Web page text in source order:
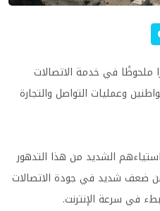
في خدمة الاتصالات
وعمليات التواصل والتجارة
الشديد من هذا التدهور
ضعف شديد في جودة الاتصالات
في سرعة الإنترنت.